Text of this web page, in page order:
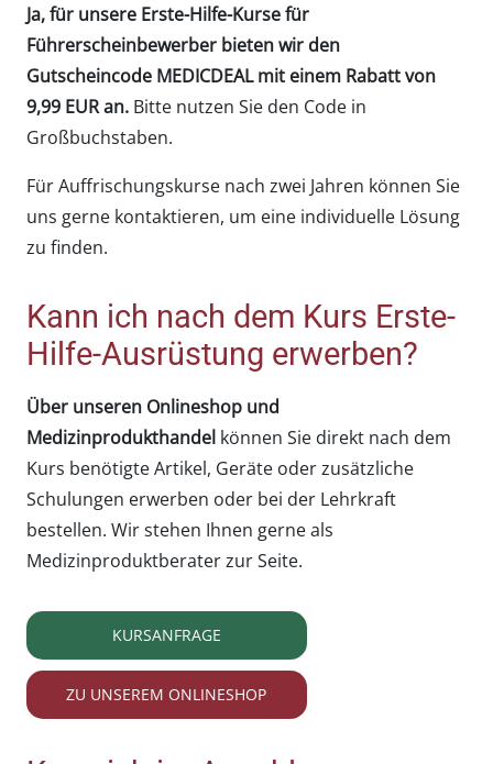
Ja, für unsere Erste-Hilfe-Kurse für
Führerscheinbewerber bieten wir den
Gutscheincode MEDICDEAL mit einem Rabatt von
9,99 EUR an. Bitte nutzen Sie den Code in
Großbuchstaben.
Für Auffrischungskurse nach zwei Jahren können Sie
uns gerne kontaktieren, um eine individuelle Lösung
zu finden.
Kann ich nach dem Kurs Erste-
Hilfe-Ausrüstung erwerben?
Über unseren Onlineshop und
Medizinprodukthandel können Sie direkt nach dem
Kurs benötigte Artikel, Geräte oder zusätzliche
Schulungen erwerben oder bei der Lehrkraft
bestellen. Wir stehen Ihnen gerne als
Medizinproduktberater zur Seite.
KURSANFRAGE
ZU UNSEREM ONLINESHOP